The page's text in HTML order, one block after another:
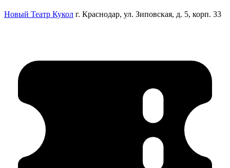
Новый Театр Кукол г. Краснодар, ул. Зиповская, д. 5, корп. 33